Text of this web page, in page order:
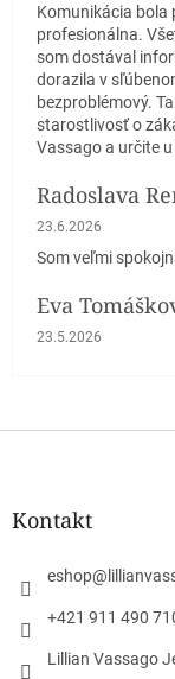
Komunikácia bola
profesionálna.
som dostával
dorazila v
bezproblémový.
starostlivosť o
Vassago a určite
Radoslava
Hodnotenie
23.6.2026
Som veľmi
Eva
Hodnotenie
23.5.2026
Z
Kontakt
eshop@
+421 911 490
Lillian Vassago